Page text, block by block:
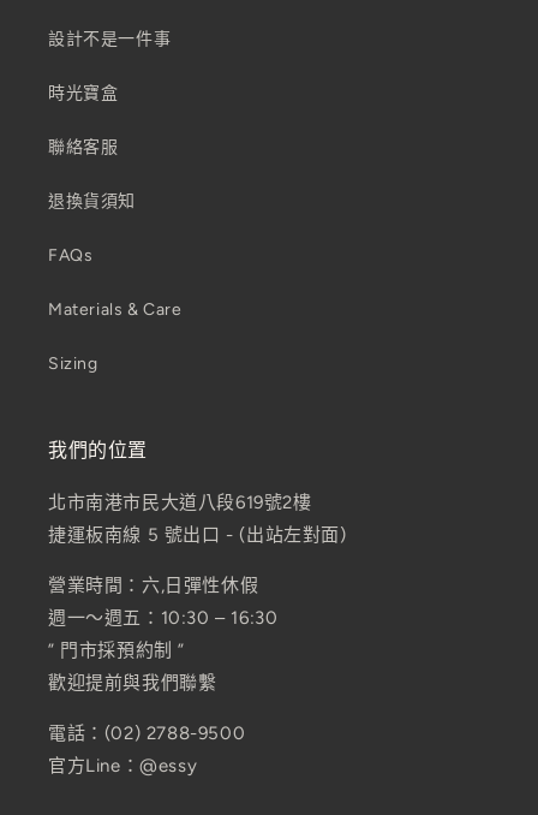
設計不是一件事
時光寶盒
聯絡客服
退換貨須知
FAQs
Materials & Care
Sizing
我們的位置
北市南港市民大道八段619號2樓
捷運板南線 5 號出口 - (出站左對面)
營業時間：六,日彈性休假
週一～週五：10:30 – 16:30
” 門市採預約制 ”
歡迎提前與我們聯繫
電話：(02) 2788-9500
官方Line：@essy